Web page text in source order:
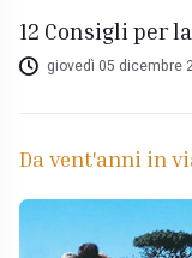
12 Consigli per
giovedì 05 dicembre
Da vent'anni in